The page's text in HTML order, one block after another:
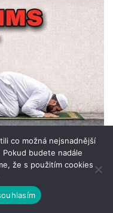
co možná nejsnadnější
budete nadále
že s použitím cookies